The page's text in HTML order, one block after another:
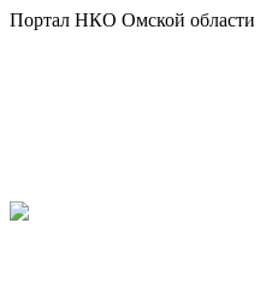
Портал НКО Омской области